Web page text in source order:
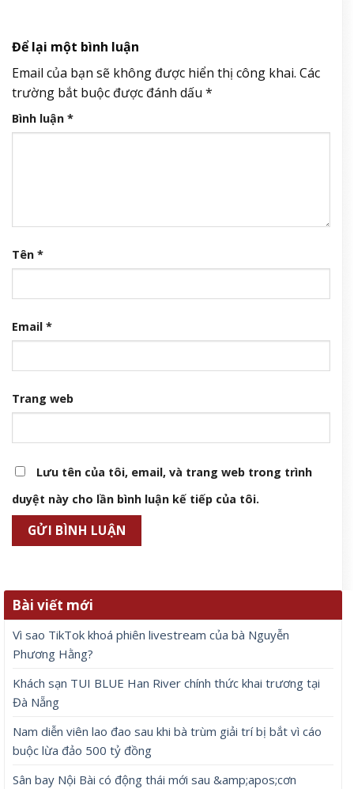
Để lại một bình luận
Email của bạn sẽ không được hiển thị công khai. Các
trường bắt buộc được đánh dấu *
Bình luận *
Tên *
Email *
Trang web
Lưu tên của tôi, email, và trang web trong trình
duyệt này cho lần bình luận kế tiếp của tôi.
Bài viết mới
Vì sao TikTok khoá phiên livestream của bà Nguyễn
Phương Hằng?
Khách sạn TUI BLUE Han River chính thức khai trương tại
Đà Nẵng
Nam diễn viên lao đao sau khi bà trùm giải trí bị bắt vì cáo
buộc lừa đảo 500 tỷ đồng
Sân bay Nội Bài có động thái mới sau &amp;apos;cơn